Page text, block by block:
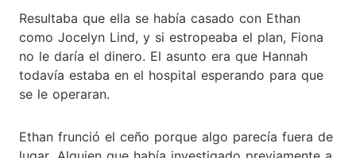
Resultaba que ella se había casado con Ethan
como Jocelyn Lind, y si estropeaba el plan, Fiona
no le daría el dinero. El asunto era que Hannah
todavía estaba en el hospital esperando para que
se le operaran.
Ethan frunció el ceño porque algo parecía fuera de